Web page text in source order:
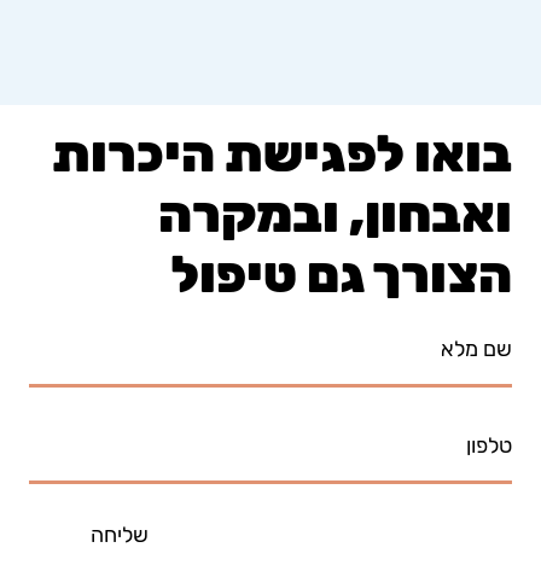
איך לקדם תקשורת ושפה בזמן משחק? צפו
בטיפים שלנו
בואו לפגישת היכרות
ואבחון, ובמקרה
הצורך גם טיפול
שליחה